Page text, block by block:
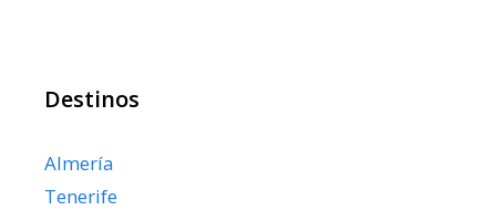
Destinos
Almería
Tenerife